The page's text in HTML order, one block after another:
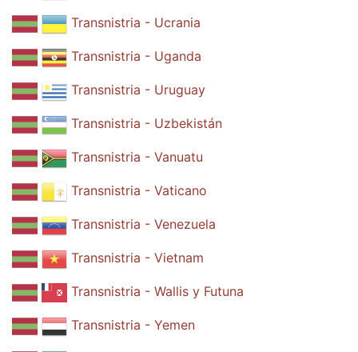
Transnistria - Ucrania
Transnistria - Uganda
Transnistria - Uruguay
Transnistria - Uzbekistán
Transnistria - Vanuatu
Transnistria - Vaticano
Transnistria - Venezuela
Transnistria - Vietnam
Transnistria - Wallis y Futuna
Transnistria - Yemen